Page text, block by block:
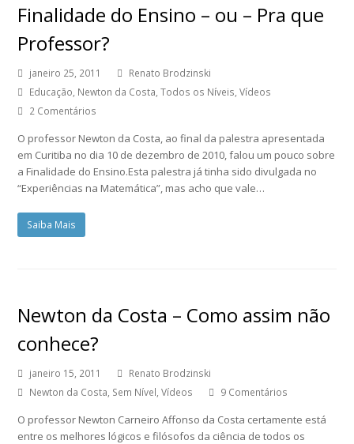
Finalidade do Ensino – ou – Pra que
Professor?
janeiro 25, 2011
Renato Brodzinski
Educação, Newton da Costa,Todos os Níveis,Vídeos
2 Comentários
O professor Newton da Costa, ao final da palestra apresentada
em Curitiba no dia 10 de dezembro de 2010, falou um pouco sobre
a Finalidade do Ensino.Esta palestra já tinha sido divulgada no
“Experiências na Matemática”, mas acho que vale…
Saiba Mais
Newton da Costa – Como assim não
conhece?
janeiro 15, 2011
Renato Brodzinski
Newton da Costa, Sem Nível,Vídeos 9 Comentários
O professor Newton Carneiro Affonso da Costa certamente está
entre os melhores lógicos e filósofos da ciência de todos os